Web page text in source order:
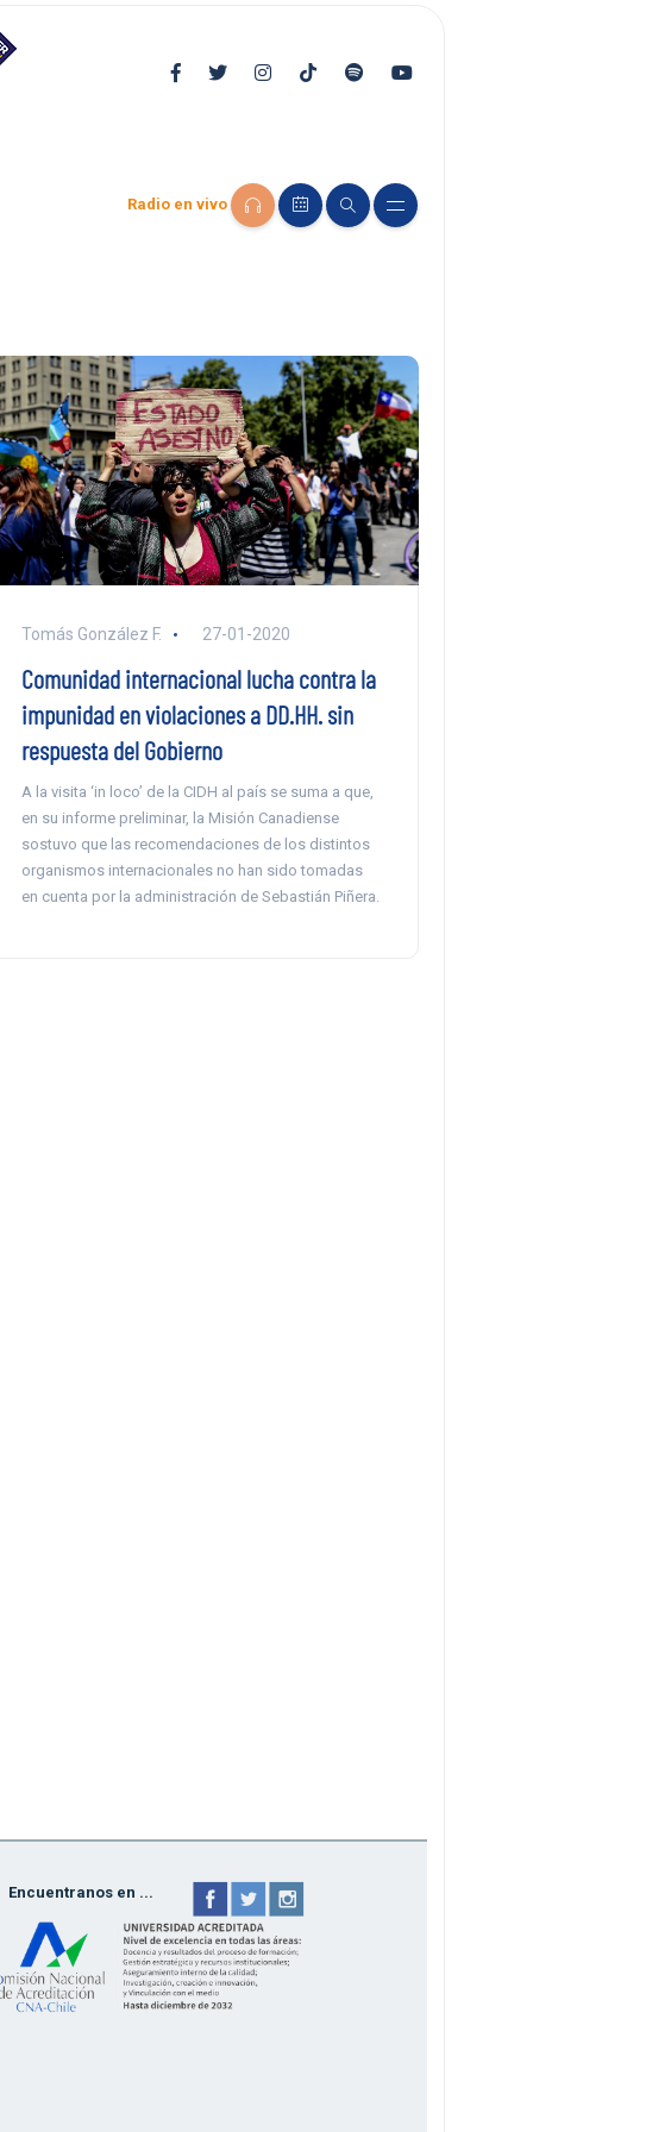
Radio en vivo
Tomás González F. 27-01-2020
Comunidad internacional lucha contra la
impunidad en violaciones a DD.HH. sin
respuesta del Gobierno
A la visita ‘in loco’ de la CIDH al país se suma a que,
en su informe preliminar, la Misión Canadiense
sostuvo que las recomendaciones de los distintos
organismos internacionales no han sido tomadas
en cuenta por la administración de Sebastián Piñera.
Encuentranos en ...